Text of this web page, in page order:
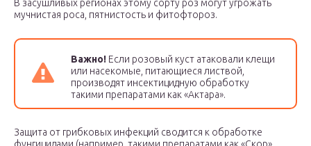
В засушливых регионах этому сорту роз могут угрожать
мучнистая роса, пятнистость и фитофтороз.
Важно! Если розовый куст атаковали клещи
или насекомые, питающиеся листвой,
производят инсектицидную обработку
такими препаратами как «Актара».
Защита от грибковых инфекций сводится к обработке